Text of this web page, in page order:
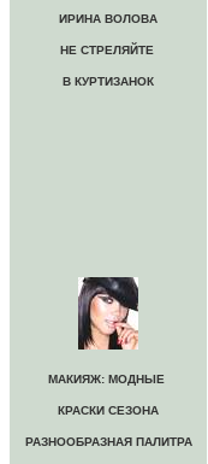
ИРИНА ВОЛОВА
НЕ СТРЕЛЯЙТЕ
В КУРТИЗАНОК
МАКИЯЖ: МОДНЫЕ
КРАСКИ СЕЗОНА
РАЗНООБРАЗНАЯ ПАЛИТРА